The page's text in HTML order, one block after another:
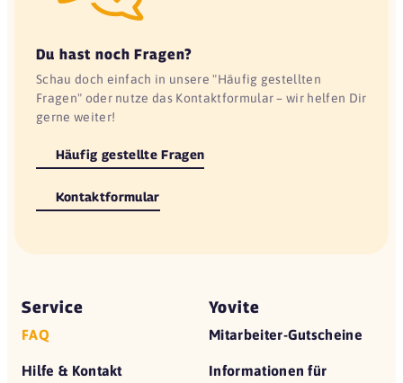
Du hast noch Fragen?
Schau doch einfach in unsere "Häufig gestellten
Fragen" oder nutze das Kontaktformular – wir helfen Dir
gerne weiter!
Häufig gestellte Fragen
Kontaktformular
Service
FAQ
Hilfe & Kontakt
Yovite
Mitarbeiter-Gutscheine
Informationen für